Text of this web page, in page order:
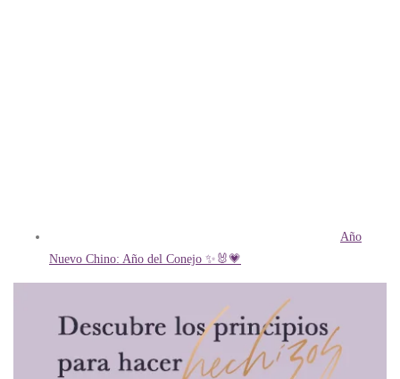
Año
Nuevo Chino: Año del Conejo ✨🐰💗